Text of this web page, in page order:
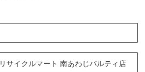
リサイクルマート 南あわじパルティ店